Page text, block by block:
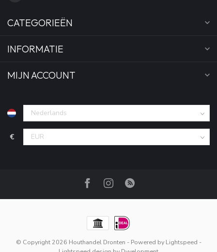
CATEGORIEËN
INFORMATIE
MIJN ACCOUNT
€
© Copyright 2026 Houthandel Dronten - Powered by Lightspeed -